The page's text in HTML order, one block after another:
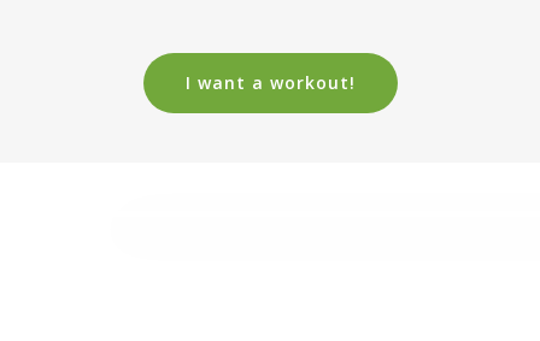
I want a workout!